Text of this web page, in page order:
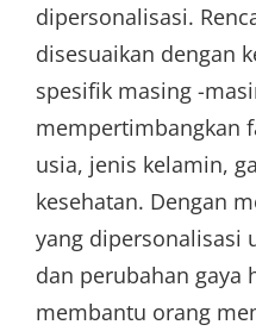
dipersonalisasi.
disesuaikan dengan
spesifik masing -
mempertimbangkan
usia, jenis kelamin,
kesehatan. Dengan
yang dipersonalisasi
dan perubahan gaya
membantu orang